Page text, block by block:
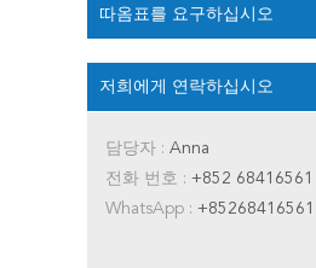
따옴표를 요구하십시오
저희에게 연락하십시오
담당자 : Anna
전화 번호 : +852 68416561
WhatsApp : +85268416561